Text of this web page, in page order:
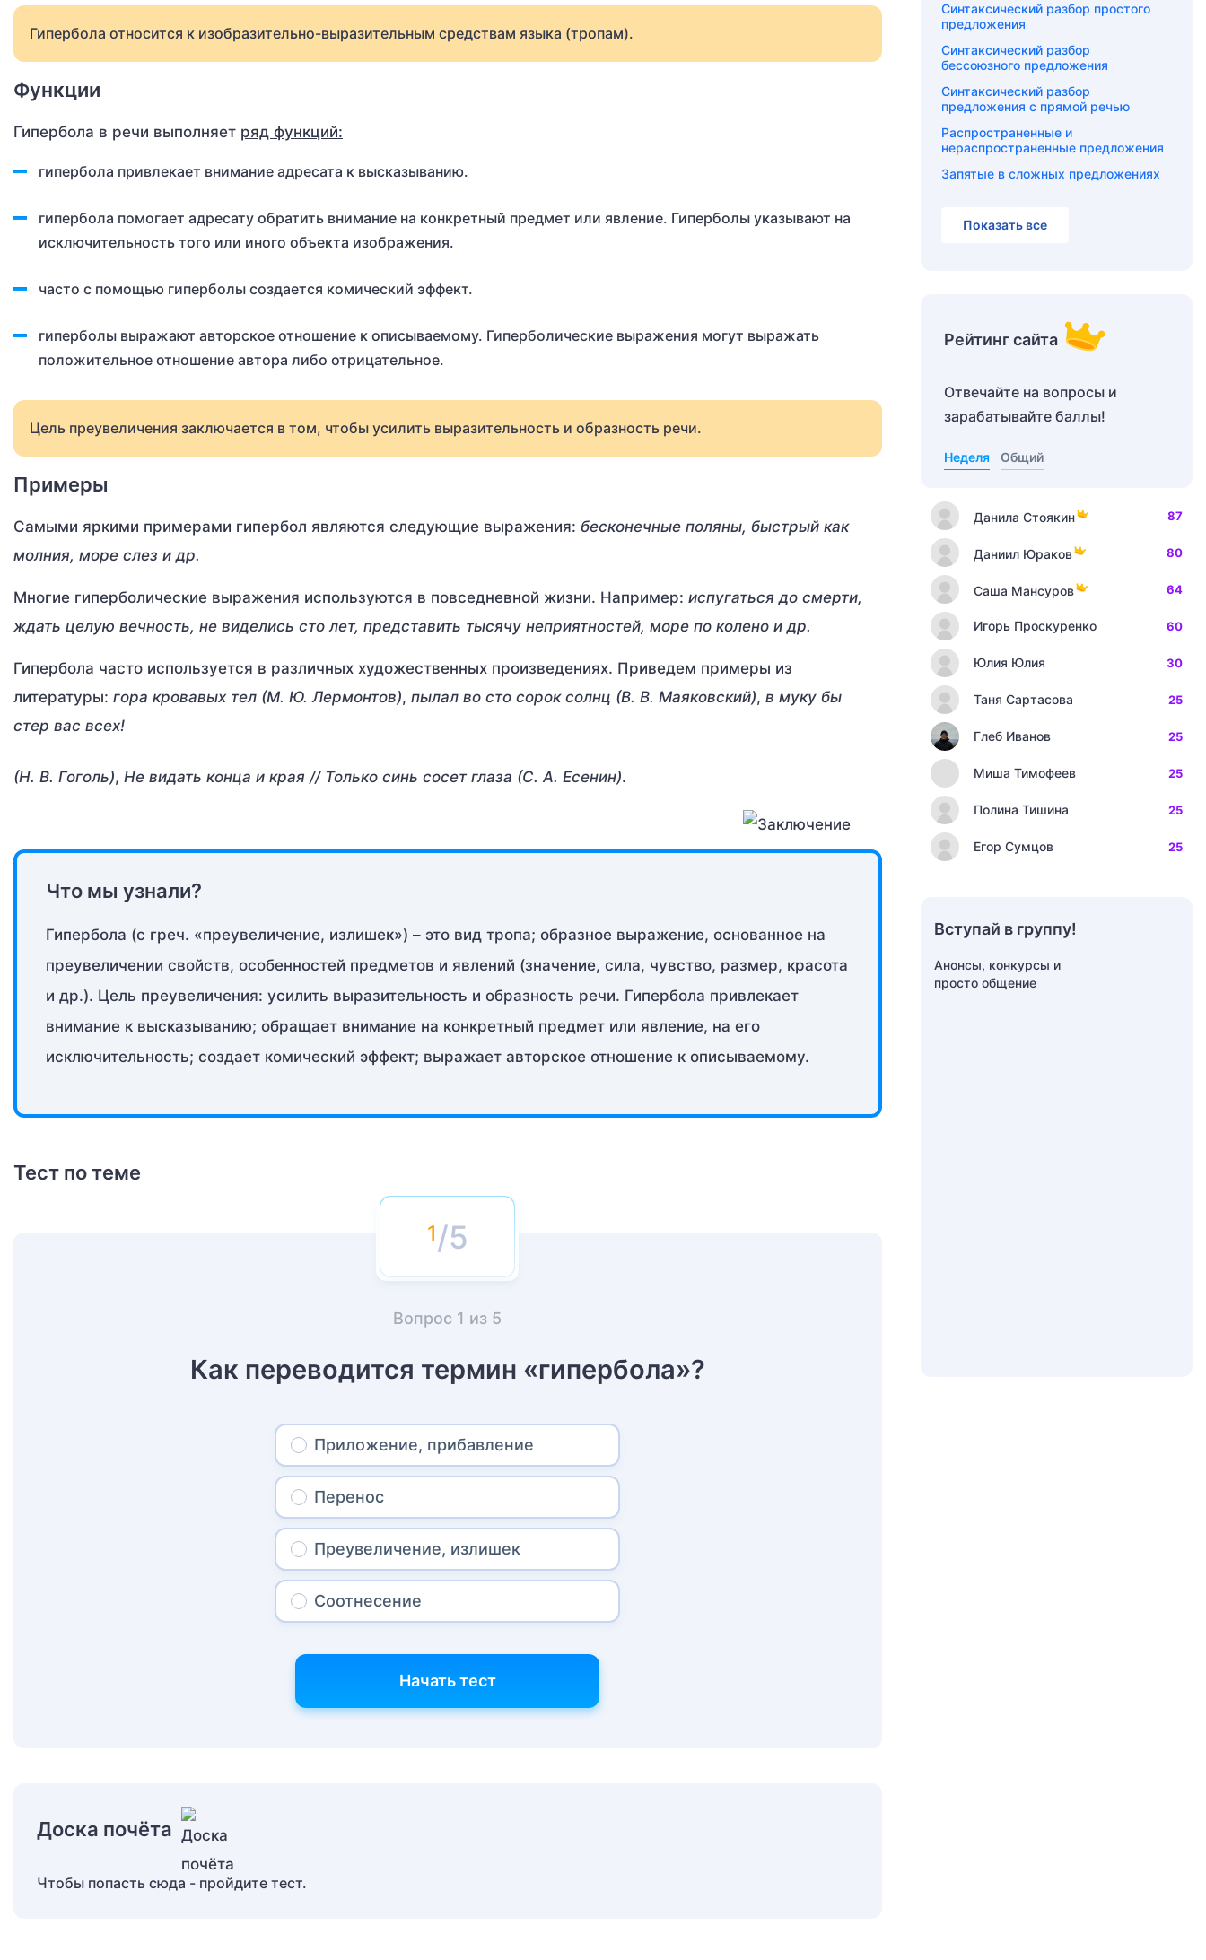
Гипербола относится к изобразительно-выразительным средствам языка (тропам).
Функции
Гипербола в речи выполняет ряд функций:
гипербола привлекает внимание адресата к высказыванию.
гипербола помогает адресату обратить внимание на конкретный предмет или явление. Гиперболы указывают на
исключительность того или иного объекта изображения.
часто с помощью гиперболы создается комический эффект.
гиперболы выражают авторское отношение к описываемому. Гиперболические выражения могут выражать
положительное отношение автора либо отрицательное.
Цель преувеличения заключается в том, чтобы усилить выразительность и образность речи.
Примеры
Самыми яркими примерами гипербол являются следующие выражения: бесконечные поляны, быстрый как
молния, море слез и др.
Многие гиперболические выражения используются в повседневной жизни. Например: испугаться до смерти,
ждать целую вечность, не виделись сто лет, представить тысячу неприятностей, море по колено и др.
Гипербола часто используется в различных художественных произведениях. Приведем примеры из
литературы: гора кровавых тел (М. Ю. Лермонтов), пылал во сто сорок солнц (В. В. Маяковский), в муку бы
стер вас всех!
(Н. В. Гоголь), Не видать конца и края // Только синь сосет глаза (С. А. Есенин).
Что мы узнали?
Гипербола (с греч. «преувеличение, излишек») – это вид тропа; образное выражение, основанное на
преувеличении свойств, особенностей предметов и явлений (значение, сила, чувство, размер, красота
и др.). Цель преувеличения: усилить выразительность и образность речи. Гипербола привлекает
внимание к высказыванию; обращает внимание на конкретный предмет или явление, на его
исключительность; создает комический эффект; выражает авторское отношение к описываемому.
Тест по теме
/5
Вопрос 1 из 5
Как переводится термин «гипербола»?
Приложение, прибавление
Перенос
Преувеличение, излишек
Соотнесение
Начать тест
Доска почёта
Чтобы попасть сюда - пройдите тест.
Синтаксический разбор простого
предложения
Синтаксический разбор
бессоюзного предложения
Синтаксический разбор
предложения с прямой речью
Распространенные и
нераспространенные предложения
Запятые в сложных предложениях
Показать все
Рейтинг сайта
Отвечайте на вопросы и
зарабатывайте баллы!
Неделя Общий
Данила Стоякин 87
Даниил Юраков 80
Саша Мансуров 64
Игорь Проскуренко 60
Юлия Юлия 30
Таня Сартасова 25
Глеб Иванов 25
Миша Тимофеев 25
Полина Тишина 25
Егор Сумцов 25
Вступай в группу!
Анонсы, конкурсы и
просто общение